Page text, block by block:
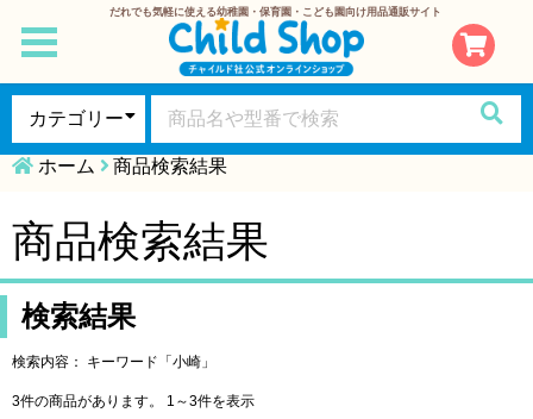
だれでも気軽に使える幼稚園・保育園・こども園向け用品通販サイト
toggle
navigation
ホーム 商品検索結果
商品検索結果
検索結果
検索内容： キーワード「小崎」
3件の商品があります。 1～3件を表示